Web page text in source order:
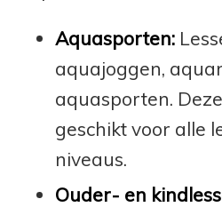
Aquasporten:
aquajoggen,
aquasporten.
geschikt voor alle
niveaus.
Ouder- en